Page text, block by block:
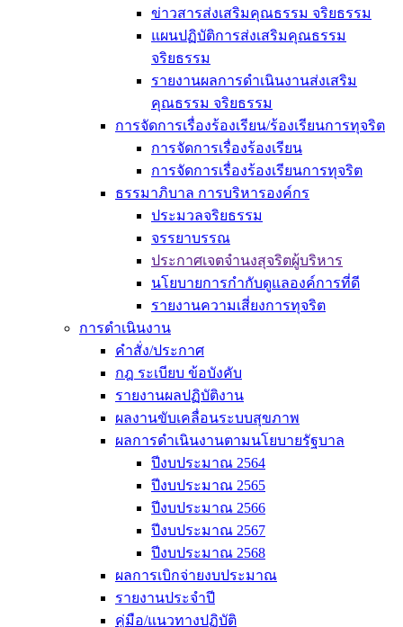
ข่าวสารส่งเสริมคุณธรรม จริยธรรม
แผนปฏิบัติการส่งเสริมคุณธรรม
จริยธรรม
รายงานผลการดำเนินงานส่งเสริม
คุณธรรม จริยธรรม
การจัดการเรื่องร้องเรียน/ร้องเรียนการทุจริต
การจัดการเรื่องร้องเรียน
การจัดการเรื่องร้องเรียนการทุจริต
ธรรมาภิบาล การบริหารองค์กร
ประมวลจริยธรรม
จรรยาบรรณ
ประกาศเจตจำนงสุจริตผู้บริหาร
นโยบายการกำกับดูแลองค์การที่ดี
รายงานความเสี่ยงการทุจริต
การดำเนินงาน
คำสั่ง/ประกาศ
กฎ ระเบียบ ข้อบังคับ
รายงานผลปฏิบัติงาน
ผลงานขับเคลื่อนระบบสุขภาพ
ผลการดำเนินงานตามนโยบายรัฐบาล
ปีงบประมาณ 2564
ปีงบประมาณ 2565
ปีงบประมาณ 2566
ปีงบประมาณ 2567
ปีงบประมาณ 2568
ผลการเบิกจ่ายงบประมาณ
รายงานประจำปี
คู่มือ/แนวทางปฏิบัติ